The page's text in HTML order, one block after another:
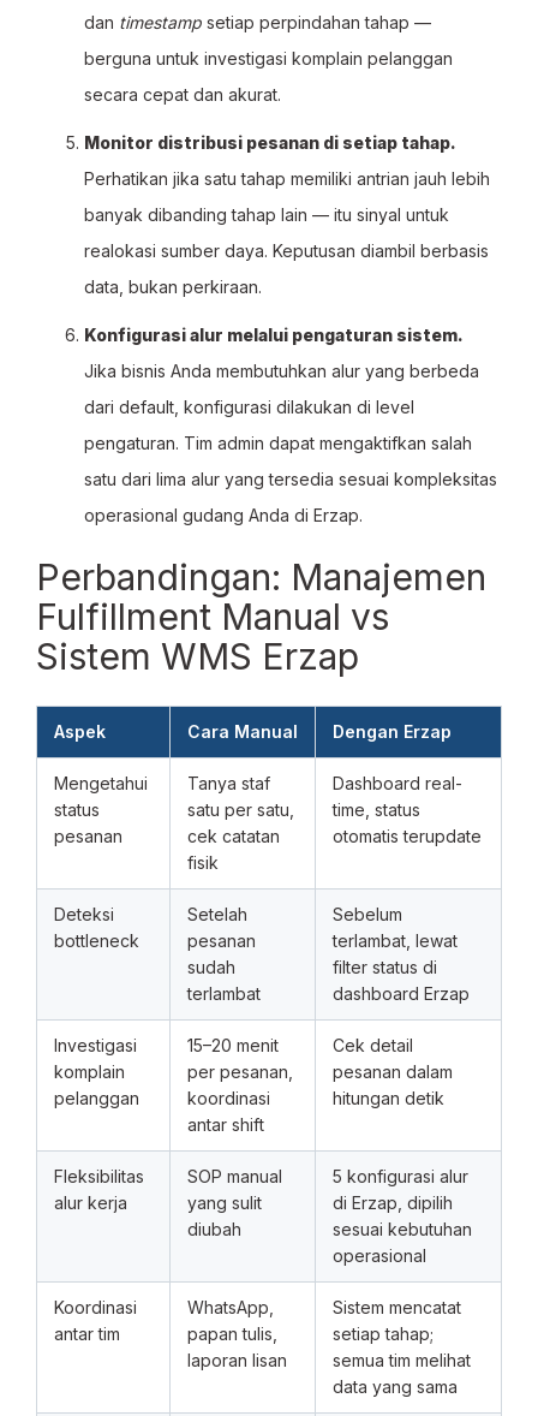
dan timestamp setiap perpindahan tahap —
berguna untuk investigasi komplain pelanggan
secara cepat dan akurat.
Monitor distribusi pesanan di setiap tahap.
Perhatikan jika satu tahap memiliki antrian jauh lebih
banyak dibanding tahap lain — itu sinyal untuk
realokasi sumber daya. Keputusan diambil berbasis
data, bukan perkiraan.
Konfigurasi alur melalui pengaturan sistem.
Jika bisnis Anda membutuhkan alur yang berbeda
dari default, konfigurasi dilakukan di level
pengaturan. Tim admin dapat mengaktifkan salah
satu dari lima alur yang tersedia sesuai kompleksitas
operasional gudang Anda di Erzap.
Perbandingan: Manajemen
Fulfillment Manual vs
Sistem WMS Erzap
Aspek Cara Manual Dengan Erzap
Mengetahui
status
pesanan
Tanya staf
satu per satu,
cek catatan
fisik
Dashboard real-
time, status
otomatis terupdate
Deteksi
bottleneck
Setelah
pesanan
sudah
terlambat
Sebelum
terlambat, lewat
filter status di
dashboard Erzap
Investigasi
komplain
pelanggan
15–20 menit
per pesanan,
koordinasi
antar shift
Cek detail
pesanan dalam
hitungan detik
Fleksibilitas
alur kerja
SOP manual
yang sulit
diubah
5 konfigurasi alur
di Erzap, dipilih
sesuai kebutuhan
operasional
Koordinasi
antar tim
WhatsApp,
papan tulis,
laporan lisan
Sistem mencatat
setiap tahap;
semua tim melihat
data yang sama